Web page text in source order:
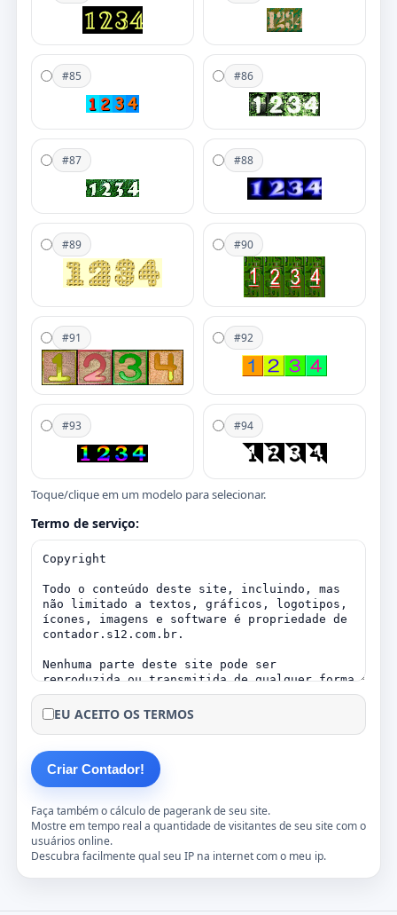
#85 #86
#87 #88
#89 #90
#91 #92
#93 #94
Toque/clique em um modelo para selecionar.
Termo de serviço:
EU ACEITO OS TERMOS
Faça também o cálculo de pagerankde seu site.
Mostre em tempo real a quantidade de visitantes de seu site com o
usuários online.
Descubra facilmente qual seu IP na internet com o meu ip.